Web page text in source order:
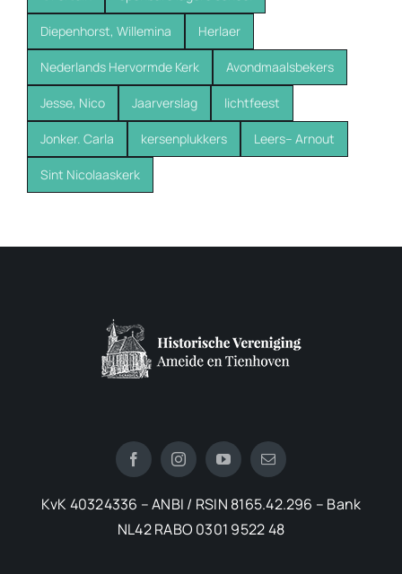
Diepenhorst, Willemina Herlaer
Nederlands Hervormde Kerk Avondmaalsbekers
Jesse, Nico Jaarverslag lichtfeest
Jonker. Carla kersenplukkers Leers-- Arnout
Sint Nicolaaskerk
KvK 40324336 – ANBI / RSIN 8165.42.296 – Bank
NL42 RABO 0301 9522 48